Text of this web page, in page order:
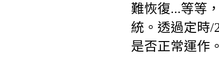
難恢復...等等
統。透過定時/
是否正常運作